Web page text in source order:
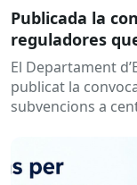
Publicada la
reguladores
subvencions a
inserció, durant
El Departament
publicat la
subvencions a